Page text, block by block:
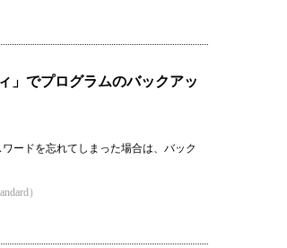
」でプログラムのバックアッ
ードを忘れてしまった場合は、バック
）